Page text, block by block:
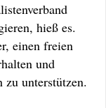
hieß es.
einen freien
und
unterstützen.